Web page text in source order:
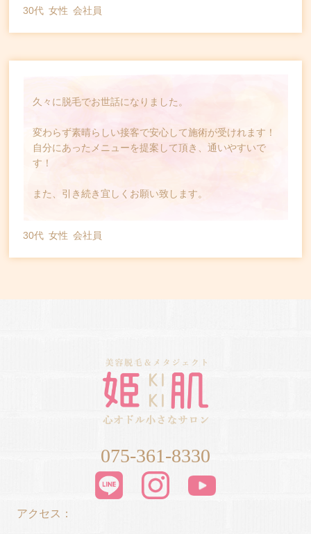
30代 女性 会社員
久々に脱毛でお世話になりました。
変わらず素晴らしい接客で安心して施術が受けれます！
自分にあったメニューを提案して頂き、通いやすいで
す！
また、引き続き宜しくお願い致します。
30代 女性 会社員
075-361-8330
アクセス：